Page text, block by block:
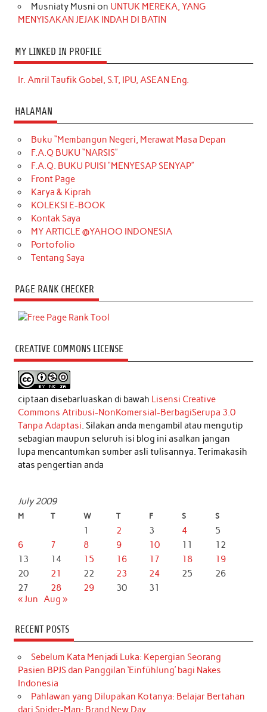
Musniaty Musni on UNTUK MEREKA, YANG
MENYISAKAN JEJAK INDAH DI BATIN
MY LINKED IN PROFILE
Ir. Amril Taufik Gobel, S.T, IPU, ASEAN Eng.
HALAMAN
Buku “Membangun Negeri, Merawat Masa Depan
F.A.Q BUKU “NARSIS”
F.A.Q. BUKU PUISI “MENYESAP SENYAP”
Front Page
Karya & Kiprah
KOLEKSI E-BOOK
Kontak Saya
MY ARTICLE @YAHOO INDONESIA
Portofolio
Tentang Saya
PAGE RANK CHECKER
CREATIVE COMMONS LICENSE
ciptaan disebarluaskan di bawah Lisensi Creative
Commons Atribusi-NonKomersial-BerbagiSerupa 3.0
Tanpa Adaptasi. Silakan anda mengambil atau mengutip
sebagian maupun seluruh isi blog ini asalkan jangan
lupa mencantumkan sumber asli tulisannya. Terimakasih
atas pengertian anda
July 2009
M T W T F S S
1 2 3 4
5
6
7 8 9 10 11
12
13
14 15 16 17 18
19
20
21 22 23 24 25
26
27
28 29 30
31
« Jun Aug »
RECENT POSTS
Sebelum Kata Menjadi Luka: Kepergian Seorang
Pasien BPJS dan Panggilan ‘Einfühlung’ bagi Nakes
Indonesia
Pahlawan yang Dilupakan Kotanya: Belajar Bertahan
dari Spider-Man: Brand New Day